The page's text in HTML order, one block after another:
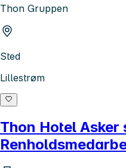
Thon Gruppen
Sted
Lillestrøm
Thon Hotel Asker